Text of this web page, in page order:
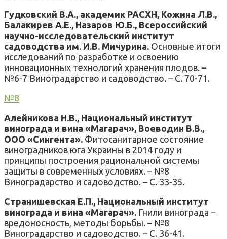
Гудковский В.А., академик РАСХН, Кожина Л.В.,
Балакирев А.Е., Назаров Ю.Б., Всероссийский
научно-исследовательский институт
садоводства им. И.В. Мичурина. Основные итоги
исследований по разработке и освоению
инновационных технологий хранения плодов. –
№6-7 Виноградарство и садоводство. – С. 70-71.
№8
Алейникова Н.В., Национальный институт
винограда и вина «Магарач», Воеводин В.В.,
ООО «Сингента». Фитосанитарное состояние
виноградников юга Украины в 2014 году и
принципы построения рациональной системы
защиты в современных условиях. – №8
Виноградарство и садоводство. – С. 33-35.
Странишевская Е.П., Национальный институт
винограда и вина «Магарач». Гнили винограда –
вредоносность, методы борьбы. – №8
Виноградарство и садоводство. – С. 36-41.